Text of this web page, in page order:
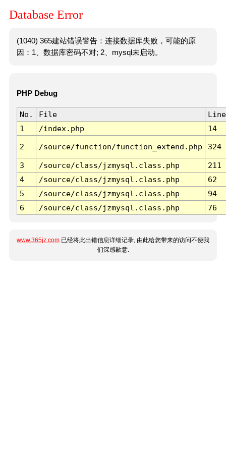
Database Error
(1040) 365建站错误警告：连接数据库失败，可能的原
因：1、数据库密码不对; 2、mysql未启动。
PHP Debug
No. File
Line
1
/index.php 14
2 /source/function/function_extend.php 324
3 /source/class/jzmysql.class.php
211
4
/source/class/jzmysql.class.php
62
5
/source/class/jzmysql.class.php
94
6
/source/class/jzmysql.class.php 76
www.365jz.com 已经将此出错信息详细记录, 由此给您带来的访问不便我
们深感歉意.